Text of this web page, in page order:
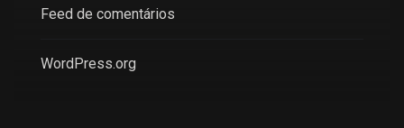
Feed de comentários
WordPress.org